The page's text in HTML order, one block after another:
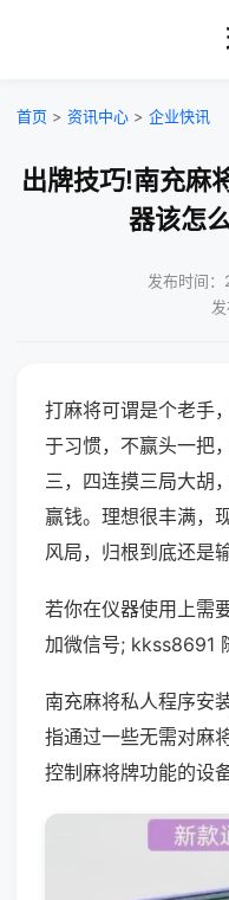
首页 > 资讯中心 > 企业快讯
出牌技巧!南充麻
器该怎
发布时间
打麻将可谓是个老手
于习惯，不赢头一把
三，四连摸三局大胡
赢钱。理想很丰满，
风局，归根到底还是输
若你在仪器使用上需
加微信号; kkss8691
南充麻将私人程序安
指通过一些无需对麻
控制麻将牌功能的设